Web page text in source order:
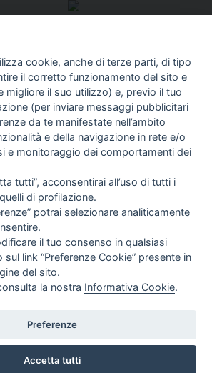
Vedi tutti
Costante | Registrazione al Tribunale Civile
cookie, anche di terze parti, di tipo
il corretto funzionamento del sito e
migliore il suo utilizzo) e, previo il tuo
(per inviare messaggi pubblicitari
da te manifestate nell’ambito
e della navigazione in rete e/o
e monitoraggio dei comportamenti dei
tutti”, acconsentirai all’uso di tutti i
di profilazione.
potrai selezionare analiticamente
il tuo consenso in qualsiasi
link “Preferenze Cookie” presente in
del sito.
la nostra Informativa Cookie.
Preferenze
Accetta tutti